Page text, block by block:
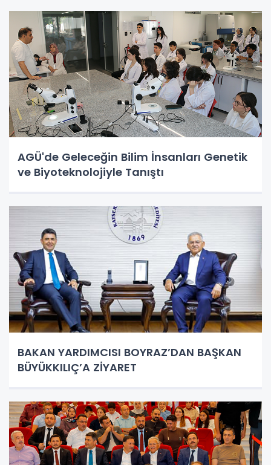
AGÜ'de Geleceğin Bilim İnsanları Genetik
ve Biyoteknolojiyle Tanıştı
BAKAN YARDIMCISI BOYRAZ’DAN BAŞKAN
BÜYÜKKILIÇ’A ZİYARET